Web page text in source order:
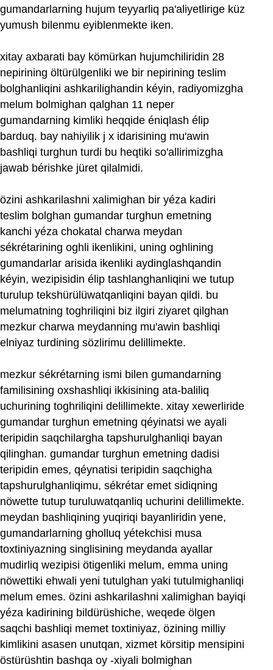
gumandarlarning hujum teyyarliq pa'aliyetlirige küz
yumush bilenmu eyiblenmekte iken.
xitay axbarati bay kömürkan hujumchiliridin 28
nepirining öltürülgenliki we bir nepirining teslim
bolghanliqini ashkarilighandin kéyin, radiyomizgha
melum bolmighan qalghan 11 neper
gumandarning kimliki heqqide éniqlash élip
barduq. bay nahiyilik j x idarisining mu'awin
bashliqi turghun turdi bu heqtiki so'allirimizgha
jawab bérishke jüret qilalmidi.
özini ashkarilashni xalimighan bir yéza kadiri
teslim bolghan gumandar turghun emetning
kanchi yéza chokatal charwa meydan
sékrétarining oghli ikenlikini, uning oghlining
gumandarlar arisida ikenliki aydinglashqandin
kéyin, wezipisidin élip tashlanghanliqini we tutup
turulup tekshürülüwatqanliqini bayan qildi. bu
melumatning toghriliqini biz ilgiri ziyaret qilghan
mezkur charwa meydanning mu'awin bashliqi
elniyaz turdining sözlirimu delillimekte.
mezkur sékrétarning ismi bilen gumandarning
familisining oxshashliqi ikkisining ata-baliliq
uchurining toghriliqini delillimekte. xitay xewerliride
gumandar turghun emetning qéyinatsi we ayali
teripidin saqchilargha tapshurulghanliqi bayan
qilinghan. gumandar turghun emetning dadisi
teripidin emes, qéynatisi teripidin saqchigha
tapshurulghanliqimu, sékrétar emet sidiqning
nöwette tutup turuluwatqanliq uchurini delillimekte.
meydan bashliqining yuqiriqi bayanliridin yene,
gumandarlarning gholluq yétekchisi musa
toxtiniyazning singlisining meydanda ayallar
mudirliq wezipisi ötigenliki melum, emma uning
nöwettiki ehwali yeni tutulghan yaki tutulmighanliqi
melum emes. özini ashkarilashni xalimighan bayiqi
yéza kadirining bildürüshiche, weqede ölgen
saqchi bashliqi memet toxtiniyaz, özining milliy
kimlikini asasen unutqan, xizmet körsitip mensipini
östürüshtin bashqa oy ‏-xiyali bolmighan